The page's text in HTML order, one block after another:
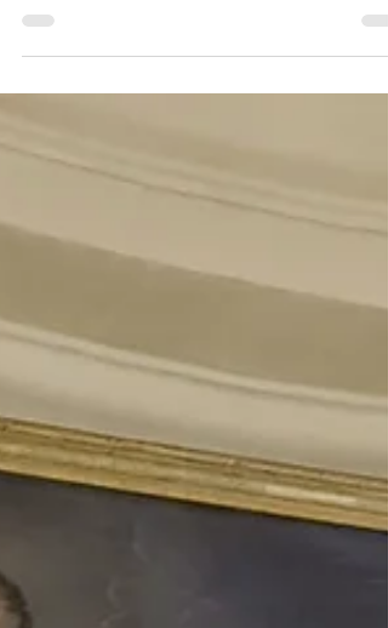
Si è concluso venerdì pomeriggio 7 agosto, il
ai loro educatori. I bambini e i ragazzi sono in
nel nostro Appennino, tra camminate, giochi,
e momenti di riflessione/preghiera. Le bellezze del
nostro Appennino La settimana era iniziata con la
visione del film “So